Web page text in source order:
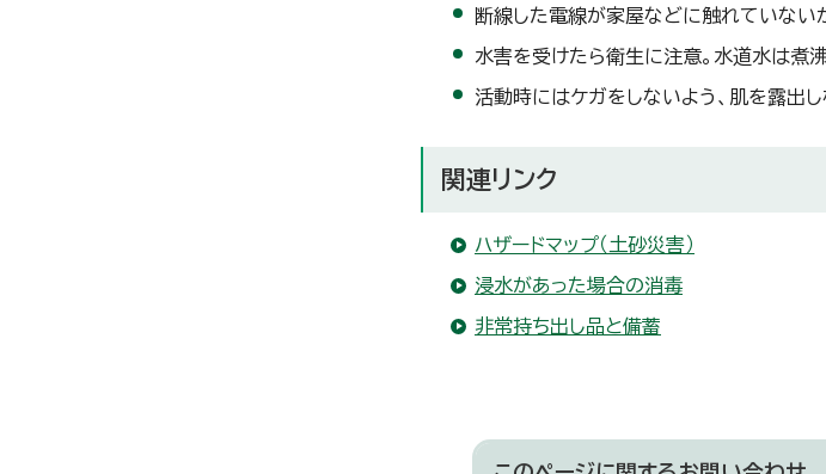
断線した電線が家屋などに触れていない
水害を受けたら衛生に注意。水道水は煮
活動時にはケガをしないよう、肌を露出し
関連リンク
ハザードマップ（土砂災害）
浸水があった場合の消毒
非常持ち出し品と備蓄